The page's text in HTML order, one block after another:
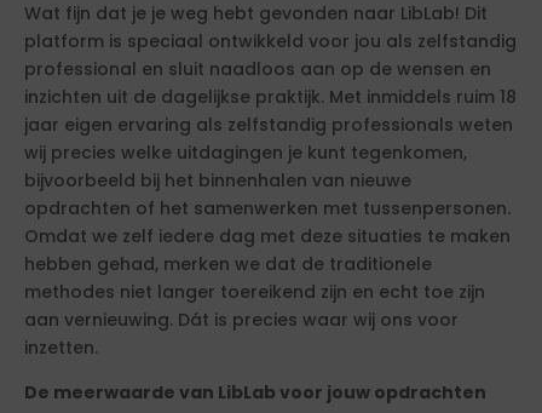
Wat fijn dat je je weg hebt gevonden naar LibLab! Dit
platform is speciaal ontwikkeld voor jou als zelfstandig
professional en sluit naadloos aan op de wensen en
inzichten uit de dagelijkse praktijk. Met inmiddels ruim 18
jaar eigen ervaring als zelfstandig professionals weten
wij precies welke uitdagingen je kunt tegenkomen,
bijvoorbeeld bij het binnenhalen van nieuwe
opdrachten of het samenwerken met tussenpersonen.
Omdat we zelf iedere dag met deze situaties te maken
hebben gehad, merken we dat de traditionele
methodes niet langer toereikend zijn en echt toe zijn
aan vernieuwing. Dát is precies waar wij ons voor
inzetten.
De meerwaarde van LibLab voor jouw opdrachten